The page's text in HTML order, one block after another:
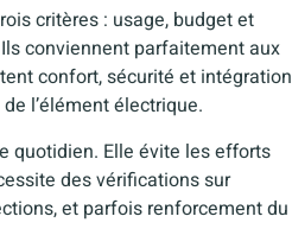
critères : usage, budget et
conviennent parfaitement aux
confort, sécurité et intégration
l’élément électrique.
quotidien. Elle évite les efforts
des vérifications sur
et parfois renforcement du